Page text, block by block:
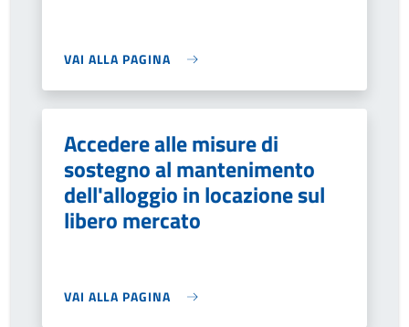
VAI ALLA PAGINA
Accedere alle misure di
sostegno al mantenimento
dell'alloggio in locazione sul
libero mercato
VAI ALLA PAGINA